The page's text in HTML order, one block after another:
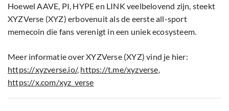
Hoewel AAVE, PI, HYPE en LINK veelbelovend zijn, steekt
XYZVerse (XYZ) erbovenuit als de eerste all-sport
memecoin die fans verenigt in een uniek ecosysteem.
Meer informatie over XYZVerse (XYZ) vind je hier:
https://xyzverse.io/, https://t.me/xyzverse,
https://x.com/xyz_verse